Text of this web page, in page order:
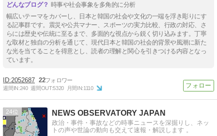
時事や社会事象を多角的に分析
幅広いテーマをカバーし、日本と韓国の社会や文化の一端を浮き彫りにす
る記事群です。震災や公共マナー、スポーツの実力比較、行政の対応、さ
らには歴史や伝統に至るまで、多面的な視点から鋭く切り込みます。丁寧
な取材と独自の分析を通じて、現代日本と韓国の社会的背景や風潮に新た
な光を当てることを得意とし、読者の理解と関心を引きつける内容となっ
ています。
2052687 22
週間IN:240 週間OUT:5320 月間IN:1110
24 NEWS OBSERVATORY JAPAN
政治・事件・事故などの時事ニュースを深掘りし、ネッ
トの声や世論の動向も交えて速報・解説します 。